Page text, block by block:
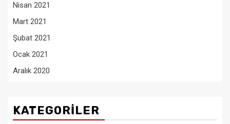
Nisan 2021
Mart 2021
Şubat 2021
Ocak 2021
Aralık 2020
KATEGORILER